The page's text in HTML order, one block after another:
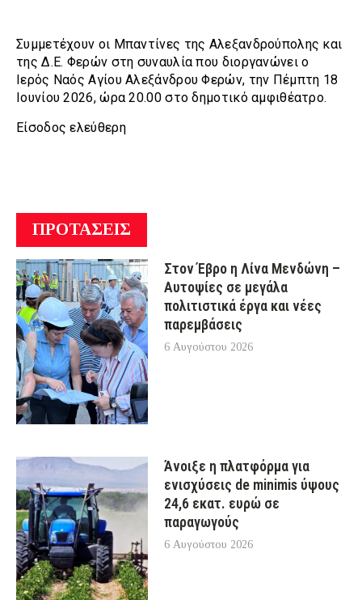
Συμμετέχουν οι Μπαντίνες της Αλεξανδρούπολης και
της Δ.Ε. Φερών στη συναυλία που διοργανώνει ο
Ιερός Ναός Αγίου Αλεξάνδρου Φερών, την Πέμπτη 18
Ιουνίου 2026, ώρα 20.00 στο δημοτικό αμφιθέατρο.
Είσοδος ελεύθερη
ΠΡΟΤΑΣΕΙΣ
Στον Έβρο η Λίνα Μενδώνη –
Αυτοψίες σε μεγάλα
πολιτιστικά έργα και νέες
παρεμβάσεις
6 Αυγούστου 2026
Άνοιξε η πλατφόρμα για
ενισχύσεις de minimis ύψους
24,6 εκατ. ευρώ σε
παραγωγούς
6 Αυγούστου 2026